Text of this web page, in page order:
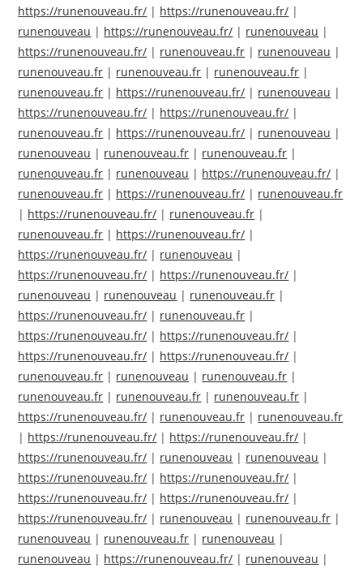
https://runenouveau.fr/ | https://runenouveau.fr/ |
runenouveau | https://runenouveau.fr/ | runenouveau |
https://runenouveau.fr/ | runenouveau.fr | runenouveau |
runenouveau.fr | runenouveau.fr | runenouveau.fr |
runenouveau.fr | https://runenouveau.fr/ | runenouveau |
https://runenouveau.fr/ | https://runenouveau.fr/ |
runenouveau.fr | https://runenouveau.fr/ | runenouveau |
runenouveau | runenouveau.fr | runenouveau.fr |
runenouveau.fr | runenouveau | https://runenouveau.fr/ |
runenouveau.fr | https://runenouveau.fr/ | runenouveau.fr
| https://runenouveau.fr/ | runenouveau.fr |
runenouveau.fr | https://runenouveau.fr/ |
https://runenouveau.fr/ | runenouveau |
https://runenouveau.fr/ | https://runenouveau.fr/ |
runenouveau | runenouveau | runenouveau.fr |
https://runenouveau.fr/ | runenouveau.fr |
https://runenouveau.fr/ | https://runenouveau.fr/ |
https://runenouveau.fr/ | https://runenouveau.fr/ |
runenouveau.fr | runenouveau | runenouveau.fr |
runenouveau.fr | runenouveau.fr | runenouveau.fr |
https://runenouveau.fr/ | runenouveau.fr | runenouveau.fr
| https://runenouveau.fr/ | https://runenouveau.fr/ |
https://runenouveau.fr/ | runenouveau | runenouveau |
https://runenouveau.fr/ | https://runenouveau.fr/ |
https://runenouveau.fr/ | https://runenouveau.fr/ |
https://runenouveau.fr/ | runenouveau | runenouveau.fr |
runenouveau | runenouveau.fr | runenouveau |
runenouveau | https://runenouveau.fr/ | runenouveau |